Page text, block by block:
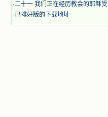
·二十一 我们正在经历教会的耶稣受
·已排好版的下载地址